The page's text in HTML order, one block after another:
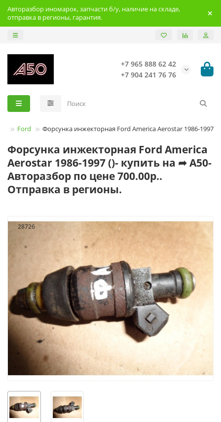
Авторазбор иномарок, запчасти б/у, наличие на складе,
отправка в регионы, гарантия.
+7 965 888 62 42
+7 904 241 76 76
Ford Форсунка инжекторная Ford America Aerostar 1986-1997
Форсунка инжекторная Ford America
Aerostar 1986-1997 ()- купить на ➦ А50-
Авторазбор по цене 700.00р..
Отправка в регионы.
28726